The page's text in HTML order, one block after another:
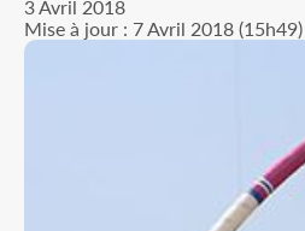
3 Avril 2018
Mise à jour : 7 Avril 2018 (15h49)